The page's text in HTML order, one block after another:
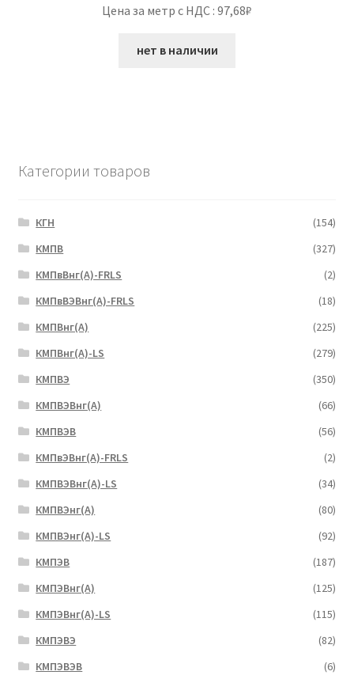
Цена за метр с НДС : 97,68₽
нет в наличии
Категории товаров
КГН
(154)
КМПВ
(327)
КМПвВнг(А)-FRLS
(2)
КМПвВЭВнг(А)-FRLS
(18)
КМПВнг(А)
(225)
КМПВнг(А)-LS
(279)
КМПВЭ
(350)
КМПВЭBнг(А)
(66)
КМПВЭВ
(56)
КМПвЭВнг(А)-FRLS
(2)
КМПВЭВнг(А)-LS
(34)
КМПВЭнг(А)
(80)
КМПВЭнг(А)-LS
(92)
КМПЭВ
(187)
КМПЭВнг(А)
(125)
КМПЭВнг(А)-LS
(115)
КМПЭВЭ
(82)
КМПЭВЭВ
(6)